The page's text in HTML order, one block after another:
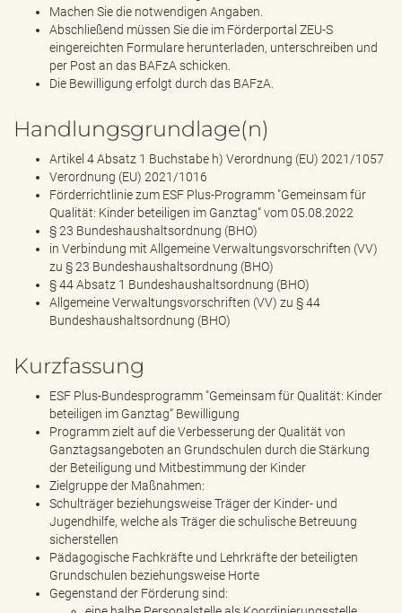
Machen Sie die notwendigen Angaben.
Abschließend müssen Sie die im Förderportal ZEU-S
eingereichten Formulare herunterladen, unterschreiben und
per Post an das BAFzA schicken.
Die Bewilligung erfolgt durch das BAFzA.
Handlungsgrundlage(n)
Artikel 4 Absatz 1 Buchstabe h) Verordnung (EU) 2021/1057
Verordnung (EU) 2021/1016
Förderrichtlinie zum ESF Plus-Programm "Gemeinsam für
Qualität: Kinder beteiligen im Ganztag“ vom 05.08.2022
§ 23 Bundeshaushaltsordnung (BHO)
in Verbindung mit Allgemeine Verwaltungsvorschriften (VV)
zu § 23 Bundeshaushaltsordnung (BHO)
§ 44 Absatz 1 Bundeshaushaltsordnung (BHO)
Allgemeine Verwaltungsvorschriften (VV) zu § 44
Bundeshaushaltsordnung (BHO)
Kurzfassung
ESF Plus-Bundesprogramm "Gemeinsam für Qualität: Kinder
beteiligen im Ganztag“ Bewilligung
Programm zielt auf die Verbesserung der Qualität von
Ganztagsangeboten an Grundschulen durch die Stärkung
der Beteiligung und Mitbestimmung der Kinder
Zielgruppe der Maßnahmen:
Schulträger beziehungsweise Träger der Kinder- und
Jugendhilfe, welche als Träger die schulische Betreuung
sicherstellen
Pädagogische Fachkräfte und Lehrkräfte der beteiligten
Grundschulen beziehungsweise Horte
Gegenstand der Förderung sind: